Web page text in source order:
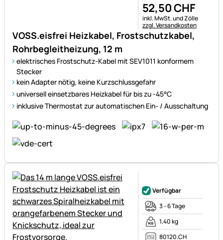
VOSS.eisfrei Heizkabel, Frostschutzkabel,
Rohrbegleitheizung, 12 m
elektrisches Frostschutz-Kabel mit SEV1011 konformem
Stecker
kein Adapter nötig, keine Kurzschlussgefahr
universell einsetzbares Heizkabel für bis zu -45°C
inklusive Thermostat zur automatischen Ein- / Ausschaltung
52,50CHF
Steuerhinweis:
inkl. MwSt. und Zölle
zzgl. Versandkosten
Verfügbar
3 - 6 Tage
1,40 kg
80120.CH